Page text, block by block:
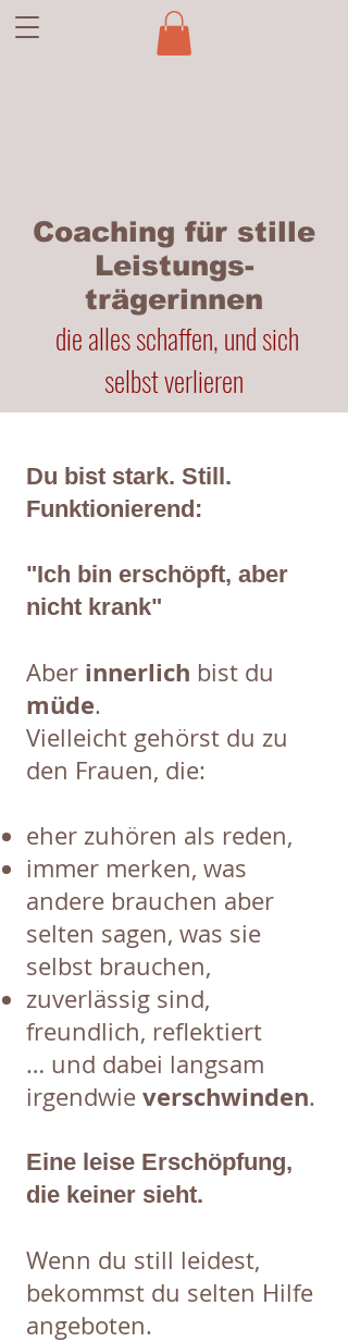
Coaching für stille
Leistungs-
trägerinnen
die alles schaffen, und sich
selbst verlieren
Du bist stark. Still.
Funktionierend:
"Ich bin erschöpft, aber
nicht krank"
Aber innerlich bist du
müde.
Vielleicht gehörst du zu
den Frauen, die:
eher zuhören als reden,
immer merken, was
andere brauchen aber
selten sagen, was sie
selbst brauchen,
zuverlässig sind,
freundlich, reflektiert
… und dabei langsam
irgendwie verschwinden.
Eine leise Erschöpfung,
die keiner sieht.
Wenn du still leidest,
bekommst du selten Hilfe
angeboten.